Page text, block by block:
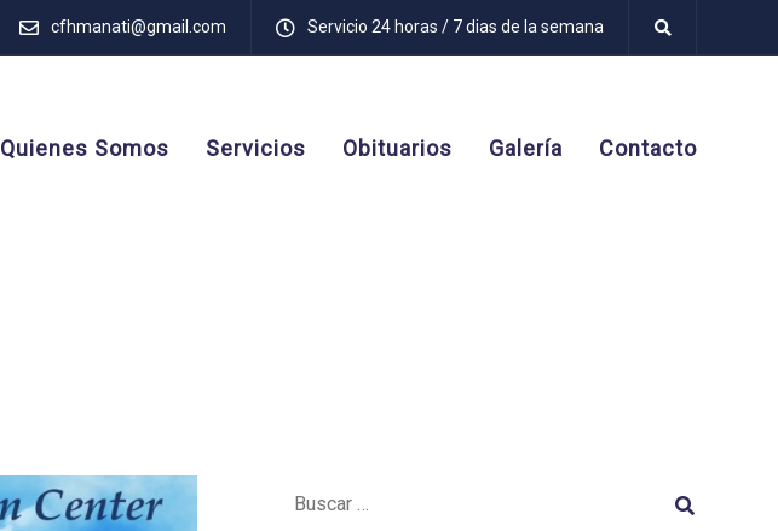
cfhmanati@gmail.com Servicio 24 horas / 7 dias de la semana
Quienes Somos Servicios Obituarios Galería Contacto